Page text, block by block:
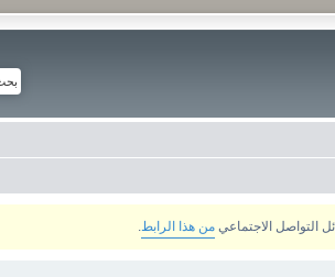
من هذا الرابط